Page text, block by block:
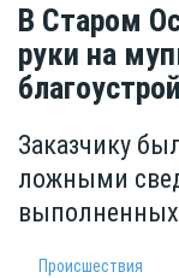
В Старом
руки на
Заказчику
ложными
выполненных
Происшествия